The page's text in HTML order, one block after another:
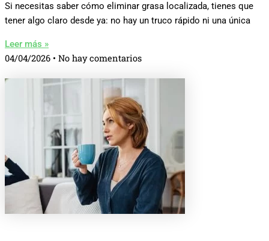
Si necesitas saber cómo eliminar grasa localizada, tienes que
tener algo claro desde ya: no hay un truco rápido ni una única
Leer más »
04/04/2026 No hay comentarios